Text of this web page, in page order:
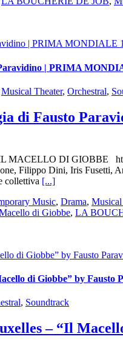
| PRIMA MONDIALE
| PRIMA
Musical Theater, Orchestral,
di Fausto
MACELLO DI GIOBBE
Filippo Dini, Iris Fusetti,
collettiva [...]
Music, Drama, Musical
di Giobbe, LA
di Giobbe” by Fausto
di Giobbe” by Fausto
, Soundtrack
– “Il